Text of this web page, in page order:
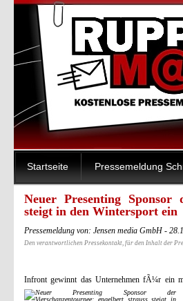
Startseite Pressemeldung
Neuer Presenting Sponsor
steigt in den Wintersport ein
Pressemeldung von: Jensen media GmbH -
Den verantwortlichen Pressekontakt, für den Inhalt der
Infront gewinnt das Unternehmen fÃ¼r ein